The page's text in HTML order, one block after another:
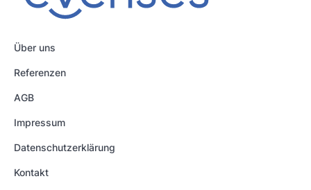
Über uns
Referenzen
AGB
Impressum
Datenschutzerklärung
Kontakt